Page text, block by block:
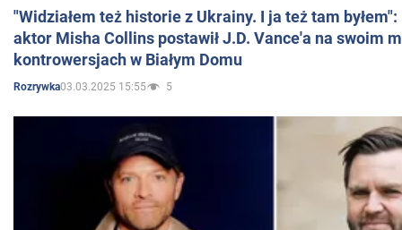
"Widziałem też historie z Ukrainy. I ja też tam
aktor Misha Collins postawił J.D. Vance'a na swoim
kontrowersjach w Białym Domu
Rozrywka03.03.2025 15:55 5